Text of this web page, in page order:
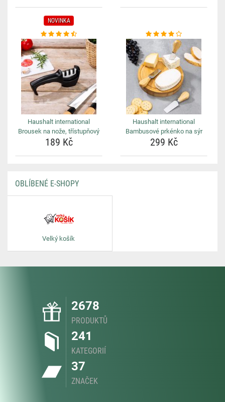
NOVINKA
Haushalt international
Brousek na nože, třístupňový
189 Kč
Haushalt international
Bambusové prkénko na sýr
299 Kč
OBLÍBENÉ E-SHOPY
Velký košík
2678
PRODUKTŮ
241
KATEGORIÍ
37
ZNAČEK